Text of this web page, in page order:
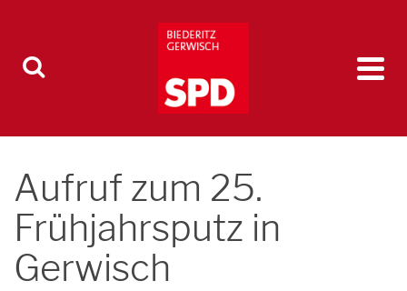
Aufruf zum 25.
Frühjahrsputz in
Gerwisch